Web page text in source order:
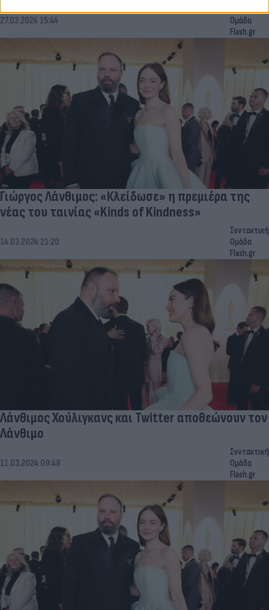
27.03.2024 15:44
Συντακτική
Ομάδα
Flash.gr
Γιώργος Λάνθιμος: «Κλείδωσε» η πρεμιέρα της
νέας του ταινίας «Kinds of Kindness»
14.03.2024 21:20
Συντακτική
Ομάδα
Flash.gr
Λάνθιμος Χούλιγκανς και Twitter αποθεώνουν τον
Λάνθιμο
11.03.2024 09:48
Συντακτική
Ομάδα
Flash.gr